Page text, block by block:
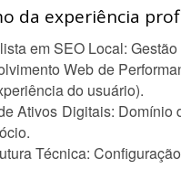
da experiência
em SEO Local:
Web de
do usuário).
Ativos Digitais: Domínio
Técnica: